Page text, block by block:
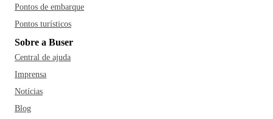
Pontos de embarque
Pontos turísticos
Sobre a Buser
Central de ajuda
Imprensa
Notícias
Blog